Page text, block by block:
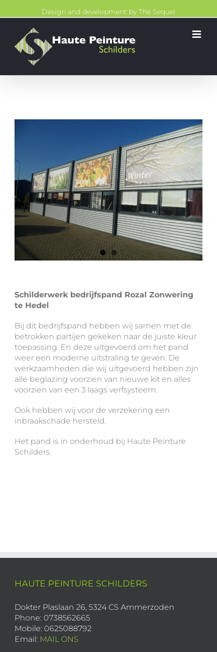
to
Design and development by The Sequel
Schilderwerk bedrijfspand Rozal Zonwering
te Hedel
Bij dit bedrijfspand hebben wij samen met de
betrokken partijen gekeken naar de juiste kleur
toepassing. En deze uitgevoerd om het pand
weer een moderne uitstraling te geven. De
werkzaamheden die wij uitgevoerd hebben zijn
alle beglazing voorzien van nieuwe kit en alles
voorzien van een 3 laags verfsysteem.
Ook hebben wij voor de verzekering een
inbraakschade hersteld.
Het pand is in onderhoud bij Haute Peinture
Schilders.
HAUTE PEINTURE SCHILDERS
Dokter Plaslaan 26, 5324 CS Ammerzoden
Phone: 0738562665
Mobile: 0625088792
Email: MAIL ONS